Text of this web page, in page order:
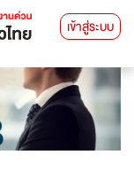
เข้าสู่ระบบ